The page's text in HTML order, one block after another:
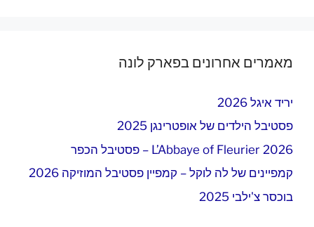
מאמרים אחרונים בפארק לונה
יריד איגל 2026
פסטיבל הילדים של אופטרינגן 2025
L’Abbaye of Fleurier 2026 – פסטיבל הכפר
קמפיינים של לה לוקל – קמפיין פסטיבל המוזיקה 2026
בוכסר צ'ילבי 2025